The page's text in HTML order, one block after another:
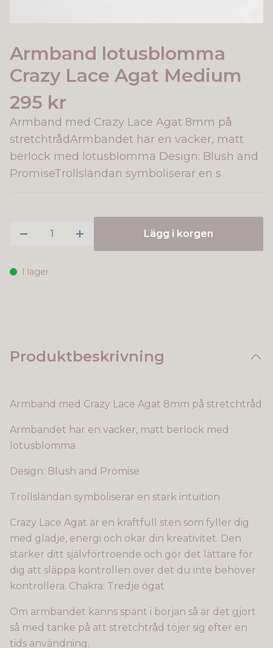
Armband lotusblomma
Crazy Lace Agat Medium
295 kr
Armband med Crazy Lace Agat 8mm på
stretchtrådArmbandet har en vacker, matt
berlock med lotusblomma Design: Blush and
PromiseTrollsländan symboliserar en s
Lägg i korgen
I lager
Produktbeskrivning
Armband med Crazy Lace Agat 8mm på stretchtråd
Armbandet har en vacker, matt berlock med
lotusblomma
Design: Blush and Promise
Trollsländan symboliserar en stark intuition
Crazy Lace Agat är en kraftfull sten som fyller dig
med glädje, energi och ökar din kreativitet. Den
stärker ditt självförtroende och gör det lättare för
dig att släppa kontrollen över det du inte behöver
kontrollera. Chakra: Tredje ögat
Om armbandet känns spänt i början så är det gjort
så med tanke på att stretchtråd töjer sig efter en
tids användning.